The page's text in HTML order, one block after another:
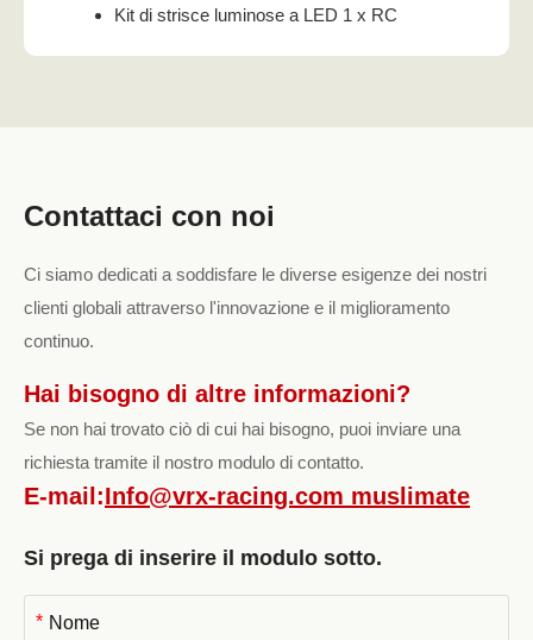
Kit di strisce luminose a LED 1 x RC
Contattaci con noi
Ci siamo dedicati a soddisfare le diverse esigenze dei nostri
clienti globali attraverso l'innovazione e il miglioramento
continuo.
Hai bisogno di altre informazioni?
Se non hai trovato ciò di cui hai bisogno, puoi inviare una
richiesta tramite il nostro modulo di contatto.
E-mail:Info@vrx-racing.com muslimate
Si prega di inserire il modulo sotto.
*